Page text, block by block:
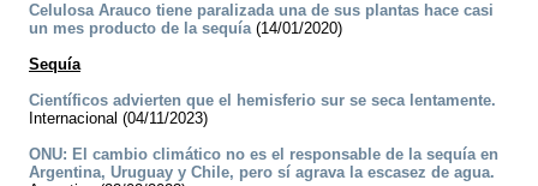
Celulosa Arauco tiene paralizada una de sus plantas hace casi
un mes producto de la sequía(14/01/2020)
Sequía
Científicos advierten que el hemisferio sur se seca lentamente.
Internacional (04/11/2023)
ONU: El cambio climático no es el responsable de la sequía en
Argentina, Uruguay y Chile, pero sí agrava la escasez de agua.